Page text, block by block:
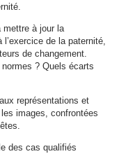
mettre à jour la
de la paternité,
de changement.
? Quels écarts
représentations et
images, confrontées
des cas qualifiés